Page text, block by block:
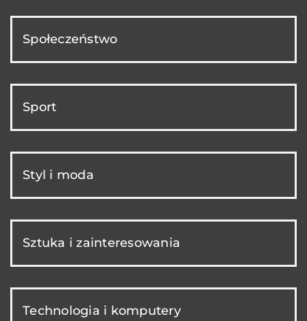
Społeczeństwo
Sport
Styl i moda
Sztuka i zainteresowania
Technologia i komputery